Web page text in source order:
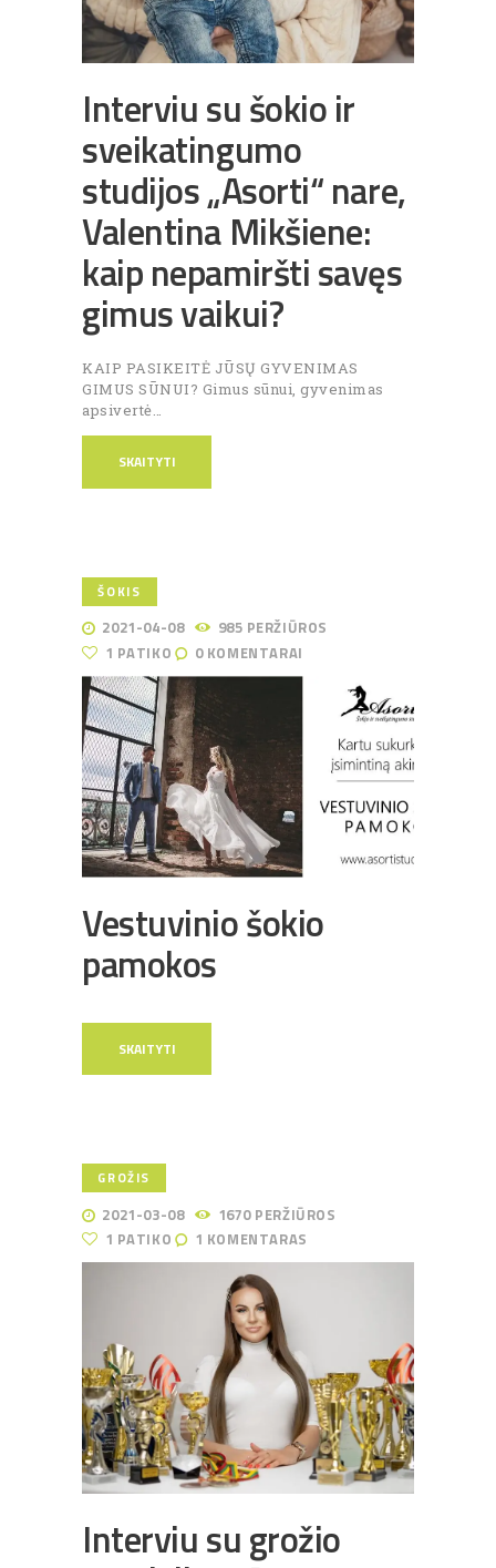
Interviu su šokio ir
sveikatingumo
studijos „Asorti“ nare,
Valentina Mikšiene:
kaip nepamiršti savęs
gimus vaikui?
KAIP PASIKEITĖ JŪSŲ GYVENIMAS
GIMUS SŪNUI? Gimus sūnui, gyvenimas
apsivertė…
SKAITYTI
ŠOKIS
2021-04-08 985 PERŽIŪROS
1 PATIKO 0 KOMENTARAI
Vestuvinio šokio
pamokos
SKAITYTI
GROŽIS
2021-03-08 1670 PERŽIŪROS
1 PATIKO 1 KOMENTARAS
Interviu su grožio